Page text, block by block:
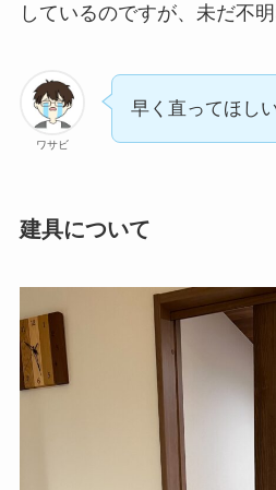
しているのですが、未だ不
ワサビ
早く直ってほし
建具について